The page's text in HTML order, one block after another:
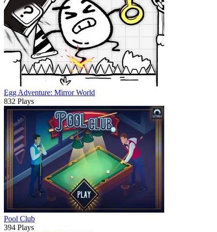
Egg Adventure: Mirror World
832 Plays
Pool Club
394 Plays